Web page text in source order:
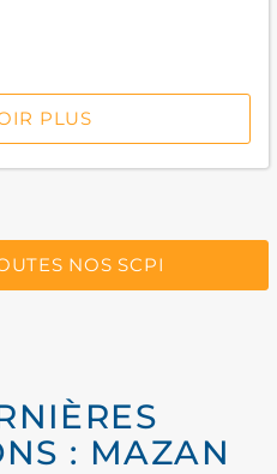
PLUS
NOS SCPI
: MAZAN